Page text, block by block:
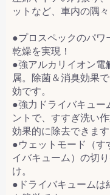
ットなど、車内の隅
●プロスペックのパワ
乾燥を実現！
●強アルカリイオン電
属。除菌＆消臭効果
効です。
●強力ドライバキュー
ントで、すすぎ洗い
効果的に除去できます
●ウェットモード（す
イバキューム）の切
け。
●ドライバキュームは